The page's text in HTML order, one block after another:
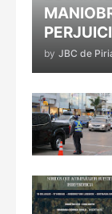
by JBC de